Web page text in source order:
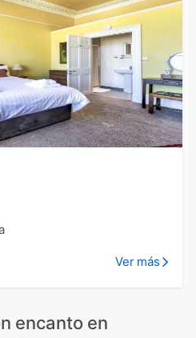
Ver más
encanto en